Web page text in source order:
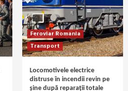
Feroviar Romania
Transport
Locomotivele electrice
distruse în incendii revin pe
șine după reparații totale